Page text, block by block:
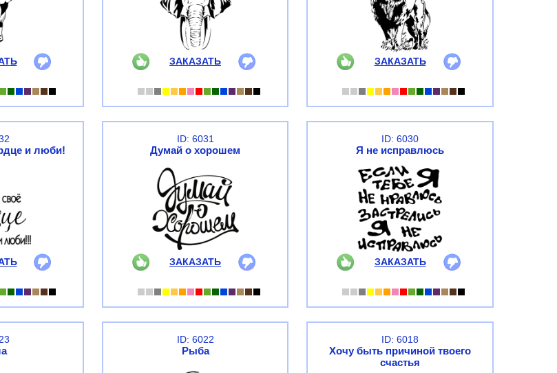
ЗАКАЗАТЬ ЗАКАЗАТЬ
и люби!
ID: 6031
Думай о хорошем
ЗАКАЗАТЬ
ID: 6030
Я не исправлюсь
ЗАКАЗАТЬ
ID: 6022
Рыба
ID: 6018
Хочу быть причиной твоего
счастья